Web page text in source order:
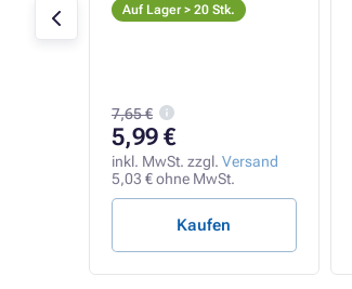
Auf Lager > 20 Stk.
7,65 €
5,99 €
inkl. MwSt. zzgl. Versand
5,03 € ohne MwSt.
Kaufen